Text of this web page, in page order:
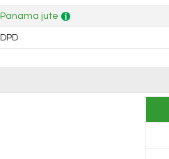
Panama jute
DPD